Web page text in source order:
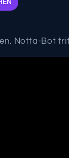
Notta-Bot